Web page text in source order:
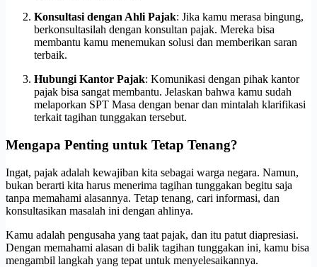
Konsultasi dengan Ahli Pajak: Jika kamu merasa bingung,
berkonsultasilah dengan konsultan pajak. Mereka bisa
membantu kamu menemukan solusi dan memberikan saran
terbaik.
Hubungi Kantor Pajak: Komunikasi dengan pihak kantor
pajak bisa sangat membantu. Jelaskan bahwa kamu sudah
melaporkan SPT Masa dengan benar dan mintalah klarifikasi
terkait tagihan tunggakan tersebut.
Mengapa Penting untuk Tetap Tenang?
Ingat, pajak adalah kewajiban kita sebagai warga negara. Namun,
bukan berarti kita harus menerima tagihan tunggakan begitu saja
tanpa memahami alasannya. Tetap tenang, cari informasi, dan
konsultasikan masalah ini dengan ahlinya.
Kamu adalah pengusaha yang taat pajak, dan itu patut diapresiasi.
Dengan memahami alasan di balik tagihan tunggakan ini, kamu bisa
mengambil langkah yang tepat untuk menyelesaikannya.